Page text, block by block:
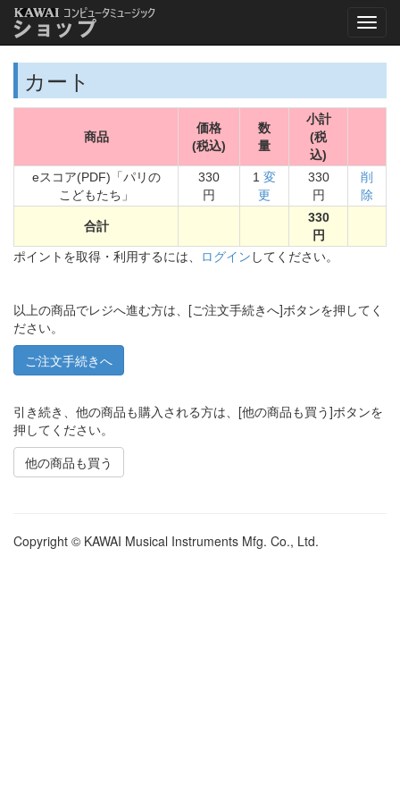
カート
商品
価格
(税込)
数
量
小計
(税
込)
eスコア(PDF)「パリの
こどもたち」
330
円
1 変
更
330
円
削
除
合計
330
円
ポイントを取得・利用するには、 ログイン してください。
以上の商品でレジへ進む方は、[ご注文手続きへ]ボタンを押してく
ださい。
引き続き、他の商品も購入される方は、[他の商品も買う]ボタンを
押してください。
他の商品も買う
Copyright © KAWAI Musical Instruments Mfg. Co., Ltd.